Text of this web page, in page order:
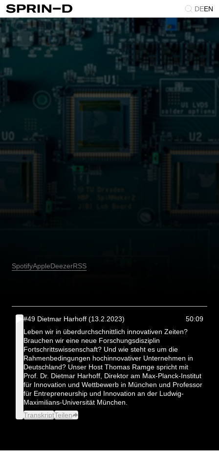
DEEN
SpotifyAppleDeezerRSS
#49 Dietmar Harhoff (13.2.2023)
50:09
Leben wir in überdurchschnittlich innovativen Zeiten?
Brauchen wir eine neue Forschungsdisziplin
Fortschrittswissenschaft? Und wie steht es um die
Rahmenbedingungen hochinnovativer Unternehmen in
Deutschland? Unser Host Thomas Ramge spricht mit
Prof. Dr. Dietmar Harhoff, Direktor am Max-Planck-Institut
für Innovation und Wettbewerb in München und Professor
für Entrepreneurship und Innovation an der Ludwig-
Maximilians-Universität München.
TranskriptTeilen